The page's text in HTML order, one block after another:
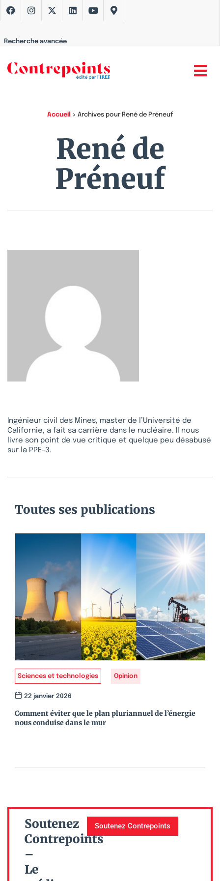
Recherche avancée
Accueil > Archives pour René de Préneuf
René de
Préneuf
Ingénieur civil des Mines, master de l’Université de
Californie, a fait sa carrière dans le nucléaire. Il nous
livre son point de vue critique et quelque peu désabusé
sur la PPE-3.
Toutes ses publications
Sciences et technologies Opinion
22 janvier 2026
Comment éviter que le plan pluriannuel de l’énergie
nous conduise dans le mur
Soutenez
Contrepoints
–
Le
Soutenez Contrepoints